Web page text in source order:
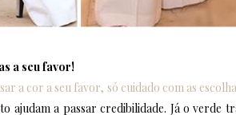
a seu favor!
a cor a seu favor, só cuidado com as
ajudam a passar credibilidade. Já o verde